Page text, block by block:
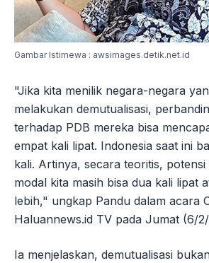
Gambar Istimewa : awsimages.detik.net.id
"Jika kita menilik negara-negara
melakukan demutualisasi,
terhadap PDB mereka bisa
empat kali lipat. Indonesia saat ini
kali. Artinya, secara teoritis,
modal kita masih bisa dua kali lipat
lebih," ungkap Pandu dalam acara
Haluannews.id TV pada Jumat (6/
Ia menjelaskan, demutualisasi